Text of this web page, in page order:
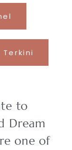
to
Dream
one of